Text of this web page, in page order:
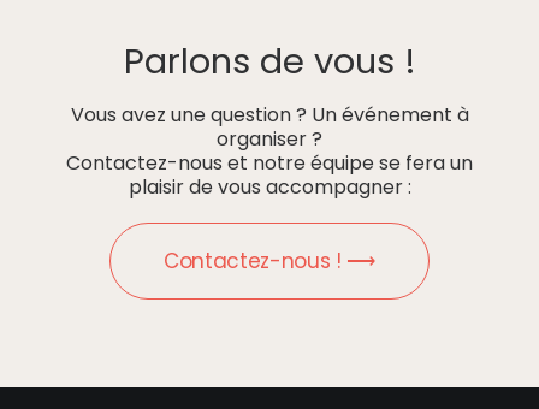
Parlons de vous !
Vous avez une question ? Un événement à
organiser ?
Contactez-nous et notre équipe se fera un
plaisir de vous accompagner :
Contactez-nous ! ⟶